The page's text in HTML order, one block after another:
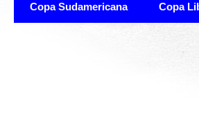
Copa Sudamericana Copa